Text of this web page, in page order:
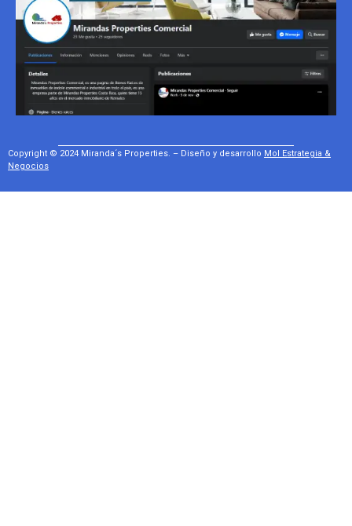
Copyright © 2024 Miranda´s Properties. – Diseño y desarrollo Mol Estrategia &
Negocios